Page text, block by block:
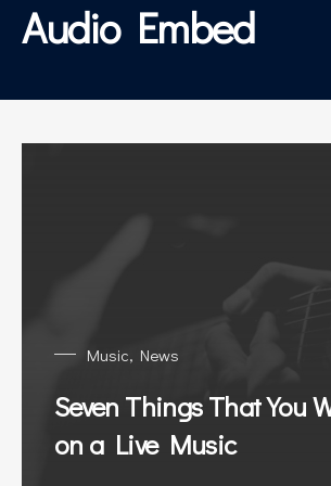
Audio Embed
Music, News
Seven Things That You
on a Live Music